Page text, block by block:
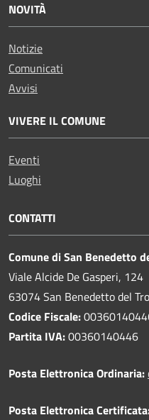
NOVITÀ
Notizie
Comunicati
Avvisi
VIVERE IL COMUNE
Eventi
Luoghi
CONTATTI
Comune di San Benedetto
Viale Alcide De Gasperi, 124
63074 San Benedetto del
Codice Fiscale:
Partita IVA:00360140446
Posta Elettronica Ordinaria:
Posta Elettronica